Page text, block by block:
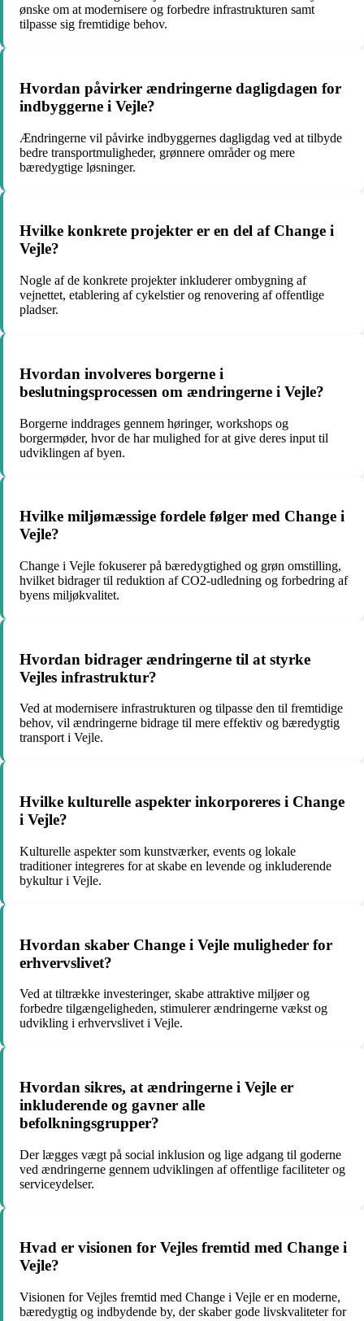
ønske om at modernisere og forbedre infrastrukturen samt
tilpasse sig fremtidige behov.
Hvordan påvirker ændringerne dagligdagen for
indbyggerne i Vejle?
Ændringerne vil påvirke indbyggernes dagligdag ved at tilbyde
bedre transportmuligheder, grønnere områder og mere
bæredygtige løsninger.
Hvilke konkrete projekter er en del af Change i
Vejle?
Nogle af de konkrete projekter inkluderer ombygning af
vejnettet, etablering af cykelstier og renovering af offentlige
pladser.
Hvordan involveres borgerne i
beslutningsprocessen om ændringerne i Vejle?
Borgerne inddrages gennem høringer, workshops og
borgermøder, hvor de har mulighed for at give deres input til
udviklingen af byen.
Hvilke miljømæssige fordele følger med Change i
Vejle?
Change i Vejle fokuserer på bæredygtighed og grøn omstilling,
hvilket bidrager til reduktion af CO2-udledning og forbedring af
byens miljøkvalitet.
Hvordan bidrager ændringerne til at styrke
Vejles infrastruktur?
Ved at modernisere infrastrukturen og tilpasse den til fremtidige
behov, vil ændringerne bidrage til mere effektiv og bæredygtig
transport i Vejle.
Hvilke kulturelle aspekter inkorporeres i Change
i Vejle?
Kulturelle aspekter som kunstværker, events og lokale
traditioner integreres for at skabe en levende og inkluderende
bykultur i Vejle.
Hvordan skaber Change i Vejle muligheder for
erhvervslivet?
Ved at tiltrække investeringer, skabe attraktive miljøer og
forbedre tilgængeligheden, stimulerer ændringerne vækst og
udvikling i erhvervslivet i Vejle.
Hvordan sikres, at ændringerne i Vejle er
inkluderende og gavner alle
befolkningsgrupper?
Der lægges vægt på social inklusion og lige adgang til goderne
ved ændringerne gennem udviklingen af offentlige faciliteter og
serviceydelser.
Hvad er visionen for Vejles fremtid med Change i
Vejle?
Visionen for Vejles fremtid med Change i Vejle er en moderne,
bæredygtig og indbydende by, der skaber gode livskvaliteter for